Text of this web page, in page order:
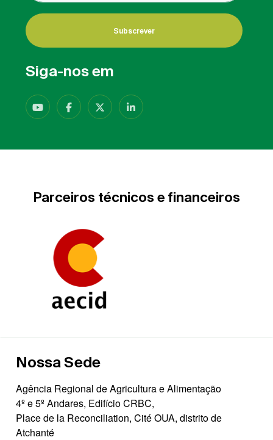
Subscrever
Siga-nos em
Parceiros técnicos e financeiros
Nossa Sede
Agência Regional de Agricultura e Alimentação
4º e 5º Andares, Edifício CRBC,
Place de la Reconciliation, Cité OUA, distrito de
Atchanté